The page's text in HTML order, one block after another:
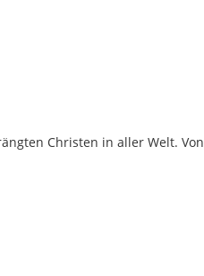
Christen in aller Welt. Von